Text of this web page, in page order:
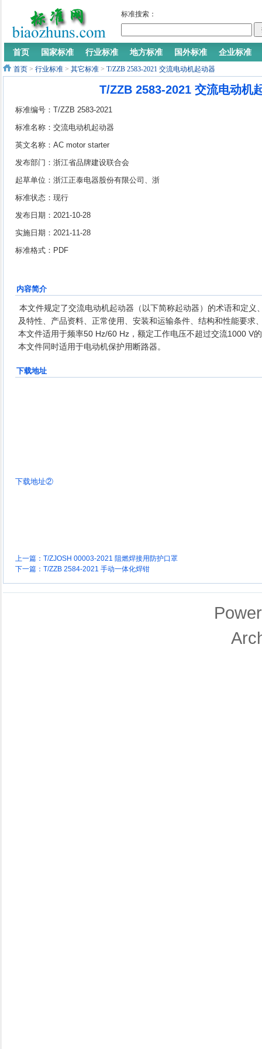
标准搜索：
首页 国家标准 行业标准 地方标准 国外标准 企业标准
首页 > 行业标准 > 其它标准 > T/ZZB 2583-2021 交流电动机起动器
T/ZZB 2583-2021 交流电动机
标准编号：T/ZZB 2583-2021
标准名称：交流电动机起动器
英文名称：AC motor starter
发布部门：浙江省品牌建设联合会
起草单位：浙江正泰电器股份有限公司、浙
江天正电气股份有限公司、赛德电气有限公
司
标准状态：现行
发布日期：2021-10-28
实施日期：2021-11-28
标准格式：PDF
内容简介
本文件规定了交流电动机起动器（以下简称起动器）的术语和定义
及特性、产品资料、正常使用、安装和运输条件、结构和性能要求
本文件适用于频率50 Hz/60 Hz，额定工作电压不超过交流1000 V
本文件同时适用于电动机保护用断路器。
下载地址
下载地址②
上一篇： T/ZJOSH 00003-2021 阻燃焊接用防护口罩
下一篇： T/ZZB 2584-2021 手动一体化焊钳